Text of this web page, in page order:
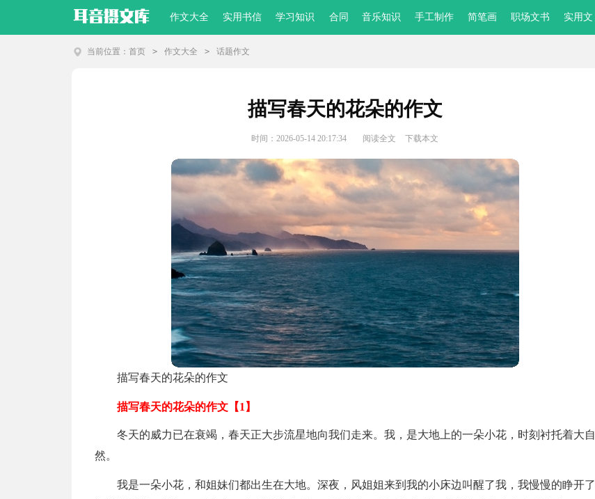
作文大全 实用书信 学习知识 合同 音乐知识 手工制作 简笔画 职场文书 实用文
当前位置： 首页 > 作文大全 > 话题作文
描写春天的花朵的作文
时间：2026-05-14 20:17:34 阅读全文 下载本文
描写春天的花朵的作文
描写春天的花朵的作文【1】
冬天的威力已在衰竭，春天正大步流星地向我们走来。我，是大地上的一朵小花，时刻衬托着大自
然。
我是一朵小花，和姐妹们都出生在大地。深夜，风姐姐来到我的小床边叫醒了我，我慢慢的睁开了